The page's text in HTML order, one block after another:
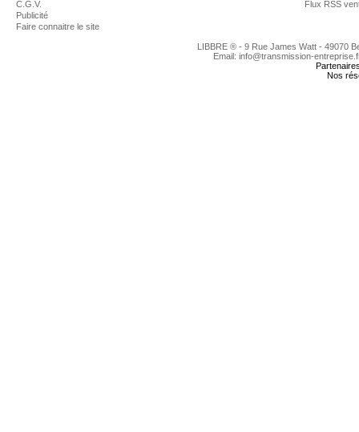
C.G.V.
Publicité
Faire connaitre le site
Flux RSS
LIBBRE ® - 9 Rue James Watt - 49070
Email: info@transmission-
Nos